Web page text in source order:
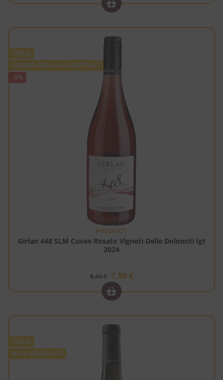
ITALIA
VIGNETI DELLE DOLOMITI IGT
-5%
PRODUCT
Girlan 448 SLM Cuvee Rosato Vigneti Delle Dolomiti Igt
2024
8,40€ 7,98 €
ITALIA
ALTO ADIGE DOC